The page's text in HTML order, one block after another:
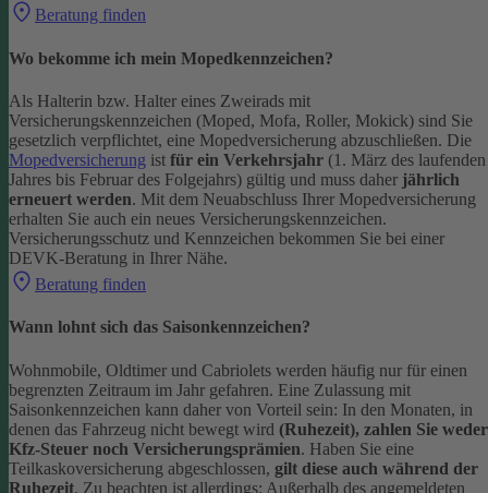
Beratung finden
Wo bekomme ich mein Mopedkennzeichen?
Als Halterin bzw. Halter eines Zweirads mit
Versicherungskennzeichen (Moped, Mofa, Roller, Mokick) sind Sie
gesetzlich verpflichtet, eine Mopedversicherung abzuschließen. Die
Mopedversicherung ist für ein Verkehrsjahr (1. März des laufenden
Jahres bis Februar des Folgejahrs) gültig und muss daher jährlich
erneuert werden. Mit dem Neuabschluss Ihrer Mopedversicherung
erhalten Sie auch ein neues Versicherungskennzeichen.
Versicherungsschutz und Kennzeichen bekommen Sie bei einer
DEVK-Beratung in Ihrer Nähe.
Beratung finden
Wann lohnt sich das Saisonkennzeichen?
Wohnmobile, Oldtimer und Cabriolets werden häufig nur für einen
begrenzten Zeitraum im Jahr gefahren. Eine Zulassung mit
Saisonkennzeichen kann daher von Vorteil sein: In den Monaten, in
denen das Fahrzeug nicht bewegt wird (Ruhezeit), zahlen Sie weder
Kfz-Steuer noch Versicherungsprämien. Haben Sie eine
Teilkaskoversicherung abgeschlossen, gilt diese auch während der
Ruhezeit. Zu beachten ist allerdings: Außerhalb des angemeldeten